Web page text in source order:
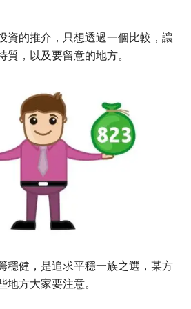
資的推介，只想透過一個比較，讓
質，以及要留意的地方。
穩健，是追求平穩一族之選，某方
地方大家要注意。